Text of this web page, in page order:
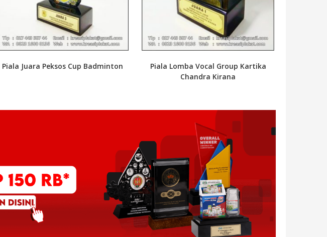
Piala Juara Peksos Cup Badminton
Piala Lomba Vocal Group Kartika
Chandra Kirana